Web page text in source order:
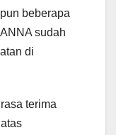
beberapa
sudah
di
terima